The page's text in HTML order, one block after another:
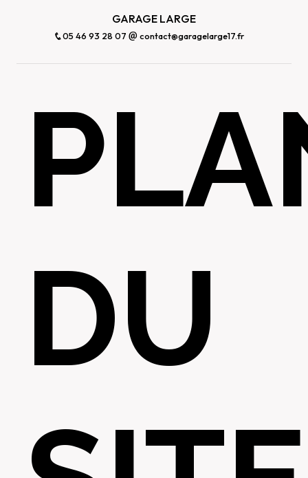
GARAGE LARGE
05 46 93 28 07 contact@garagelarge17.fr
DU